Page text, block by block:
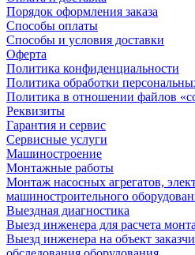
Порядок оформления заказа
Способы оплаты
Способы и условия доставки
Оферта
Политика конфиденциальности
Политика обработки
Политика в отношении файлов
Реквизиты
Гарантия и сервис
Сервисные услуги
Машиностроение
Монтажные работы
Монтаж насосных агрегатов,
машиностроительного
Выездная диагностика
Выезд инженера для расчета
Выезд инженера на объект